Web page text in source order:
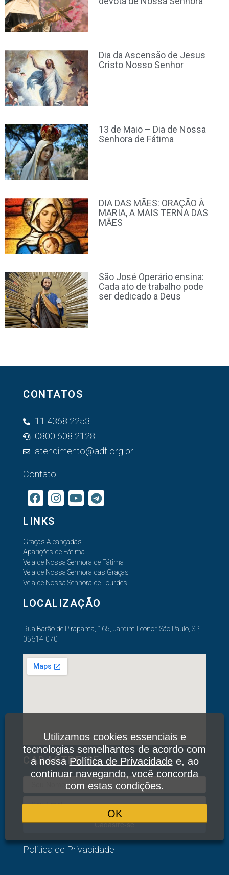
Dia da Ascensão de Jesus
Cristo Nosso Senhor
13 de Maio – Dia de Nossa
Senhora de Fátima
DIA DAS MÃES: ORAÇÃO À
MARIA, A MAIS TERNA DAS
MÃES
São José Operário ensina:
Cada ato de trabalho pode
ser dedicado a Deus
CONTATOS
11 4368 2253
0800 608 2128
atendimento@adf.org.br
Contato
LINKS
Graças Alcançadas
Aparições de Fátima
Vela de Nossa Senhora de Fátima
Vela de Nossa Senhora das Graças
Vela de Nossa Senhora de Lourdes
LOCALIZAÇÃO
Rua Barão de Pirapama, 165, Jardim Leonor, São Paulo, SP,
05614-070
CADASTRE-SE
Cadastre-se
Politica de Privacidade
Utilizamos cookies essenciais e
tecnologias semelhantes de acordo com
a nossaPolítica de Privacidadee, ao
continuar navegando, você concorda
com estas condições.
OK